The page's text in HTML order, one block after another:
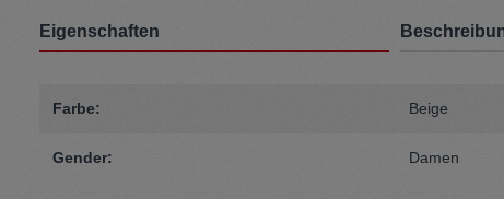
Eigenschaften
Farbe: Beige
Gender: Damen